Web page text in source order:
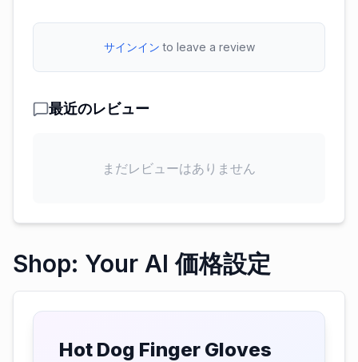
サインイン to leave a review
最近のレビュー
まだレビューはありません
Shop: Your AI 価格設定
Hot Dog Finger Gloves